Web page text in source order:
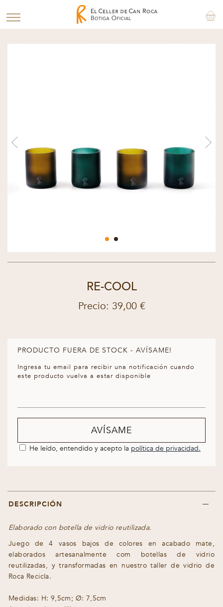
RE-COOL
Precio: 39,00 €
PRODUCTO FUERA DE STOCK - AVÍSAME!
Ingresa tu email para recibir una notificación cuando
este producto vuelva a estar disponible
AVÍSAME
He leído, entendido y acepto la política de privacidad.
DESCRIPCIÓN
Elaborado con botella de vidrio reutilizada.
Juego de 4 vasos bajos de colores en acabado mate,
elaborados artesanalmente com botellas de vidrio
reutilizadas, y transformadas en nuestro taller de vidrio de
Roca Recicla.
Medidas: H: 9,5cm; Ø: 7,5cm